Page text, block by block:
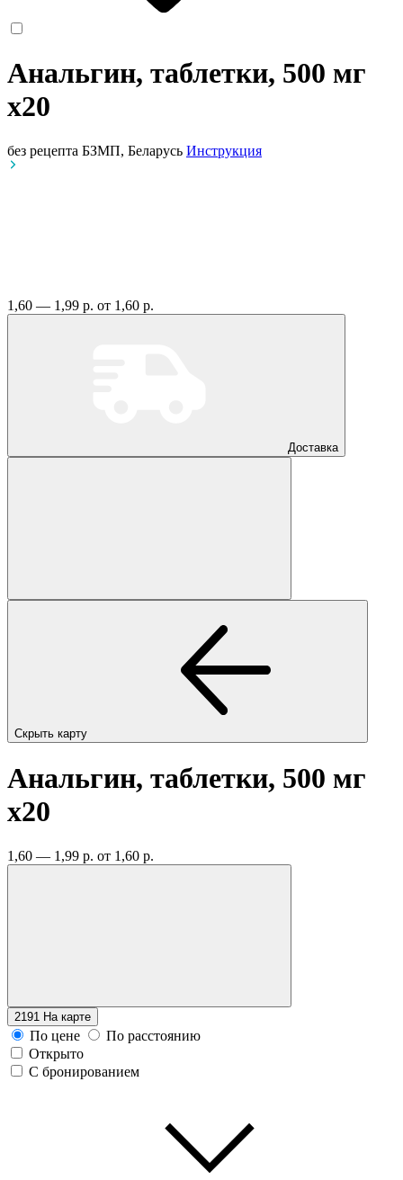
Анальгин, таблетки, 500 мг
x20
без рецепта БЗМП, Беларусь Инструкция
1,60 — 1,99 р. от 1,60 р.
Доставка
Скрыть карту
Анальгин, таблетки, 500 мг
x20
1,60 — 1,99 р. от 1,60 р.
2191 На карте
По цене
По расстоянию
Открыто
С бронированием